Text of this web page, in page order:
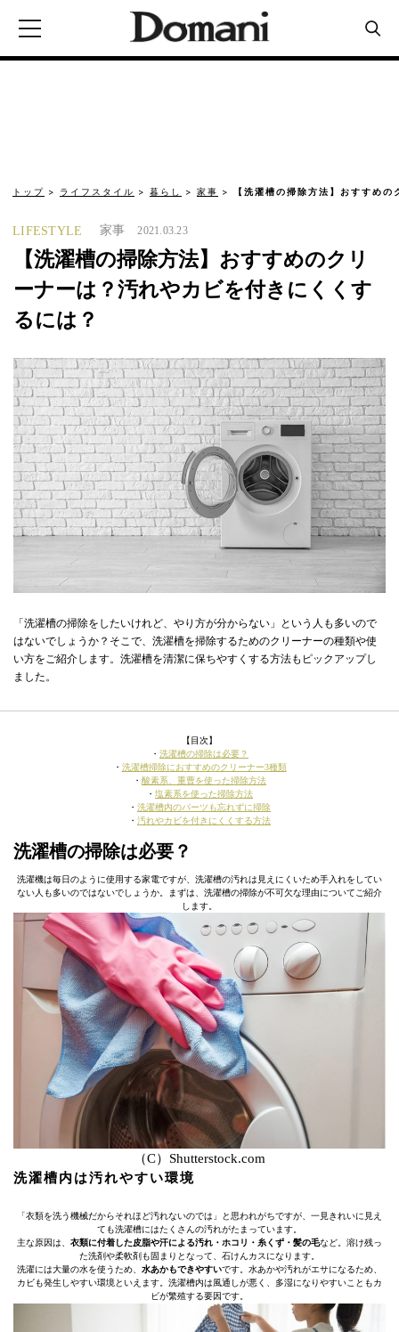
トップ ライフスタイル 暮らし 家事 【洗濯槽の掃除方法】おすすめ
LIFESTYLE 家事 2021.03.23
【洗濯槽の掃除方法】おすすめのクリ
ーナーは？汚れやカビを付きにくくす
るには？
「洗濯槽の掃除をしたいけれど、やり方が分からない」という人も多いので
はないでしょうか？そこで、洗濯槽を掃除するためのクリーナーの種類や使
い方をご紹介します。洗濯槽を清潔に保ちやすくする方法もピックアップし
ました。
【目次】
・ 洗濯槽の掃除は必要？
・ 洗濯槽掃除におすすめのクリーナー3種類
・ 酸素系、重曹を使った掃除方法
・ 塩素系を使った掃除方法
・ 洗濯槽内のパーツも忘れずに掃除
・ 汚れやカビを付きにくくする方法
洗濯槽の掃除は必要？
洗濯機は毎日のように使用する家電ですが、洗濯槽の汚れは見えにくいため手入れをしてい
ない人も多いのではないでしょうか。まずは、洗濯槽の掃除が不可欠な理由についてご紹介
します。
（C）Shutterstock.com
洗濯槽内は汚れやすい環境
「衣類を洗う機械だからそれほど汚れないのでは」と思われがちですが、一見きれいに見え
ても洗濯槽にはたくさんの汚れがたまっています。
主な原因は、 衣類に付着した皮脂や汗による汚れ・ホコリ・糸くず・髪の毛など。溶け残っ
た洗剤や柔軟剤も固まりとなって、石けんカスになります。
洗濯には大量の水を使うため、 水あかもできやすいです。水あかや汚れがエサになるため、
カビも発生しやすい環境といえます。洗濯槽内は風通しが悪く、多湿になりやすいこともカ
ビが繁殖する要因です。